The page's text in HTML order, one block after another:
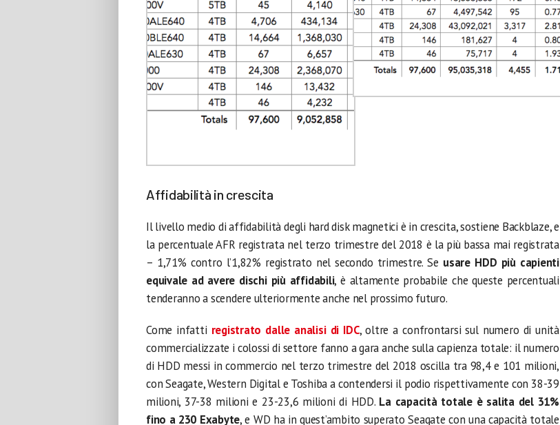
Affidabilità in crescita
Il livello medio di affidabilità degli hard disk magnetici è in crescita, sostiene Backblaze, e
la percentuale AFR registrata nel terzo trimestre del 2018 è la più bassa mai registrata
– 1,71% contro l’1,82% registrato nel secondo trimestre. Se usare HDD più capienti
equivale ad avere dischi più affidabili, è altamente probabile che queste percentuali
tenderanno a scendere ulteriormente anche nel prossimo futuro.
Come infatti registrato dalle analisi di IDC, oltre a confrontarsi sul numero di unità
commercializzate i colossi di settore fanno a gara anche sulla capienza totale: il numero
di HDD messi in commercio nel terzo trimestre del 2018 oscilla tra 98,4 e 101 milioni,
con Seagate, Western Digital e Toshiba a contendersi il podio rispettivamente con 38-39
milioni, 37-38 milioni e 23-23,6 milioni di HDD. La capacità totale è salita del 31%
fino a 230 Exabyte, e WD ha in quest’ambito superato Seagate con una capacità totale